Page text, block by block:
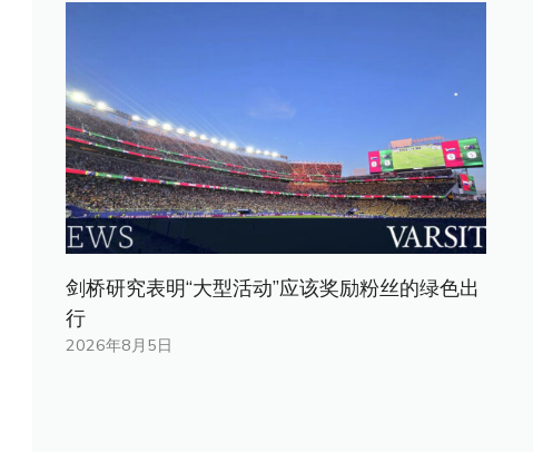
剑桥研究表明“大型活动”应该奖励粉丝的绿色出
行
2026年8月5日